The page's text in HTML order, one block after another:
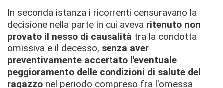
In seconda istanza i ricorrenti censuravano la
decisione nella parte in cui aveva ritenuto non
provato il nesso di causalità tra la condotta
omissiva e il decesso, senza aver
preventivamente accertato l'eventuale
peggioramento delle condizioni di salute del
ragazzo nel periodo compreso fra l'omessa